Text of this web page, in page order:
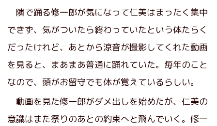
隣で踊る修一郎が気になって仁美はまったく集中
できず、気がついたら終わっていたという体たらく
だったけれど、あとから涼音が撮影してくれた動画
を見ると、まあまあ普通に踊れていた。毎年のこと
なので、頭がお留守でも体が覚えているらしい。
動画を見た修一郎がダメ出しを始めたが、仁美の
意識はまた祭りのあとの約束へと飛んでいく。修一